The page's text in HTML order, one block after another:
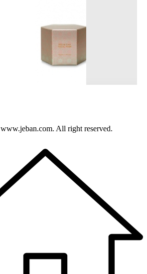
www.jeban.com. All right reserved.